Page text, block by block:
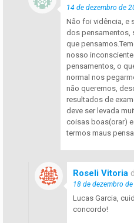
14 de dezembro de
Não foi vidência, e
dos pensamentos,
que
nosso
pensamentos, o
normal nos
não queremos,
resultados de
deve ser levada
coisas boas(orar)
termos maus
Roseli Vitoria
18 de dezembro
Lucas Garcia,
concordo!